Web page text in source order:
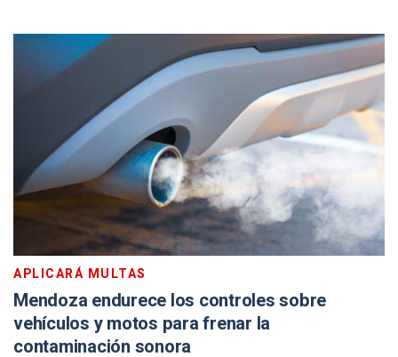
APLICARÁ MULTAS
Mendoza endurece los controles sobre
vehículos y motos para frenar la
contaminación sonora